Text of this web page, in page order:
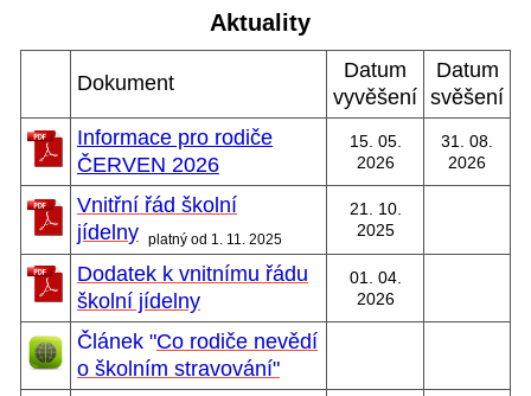
Aktuality
Dokument
Datum
vyvěšení
Datum
svěšení
Informace pro rodiče
ČERVEN 2026
15. 05.
2026
31. 08.
2026
Vnitřní řád školní
jídelny platný od 1. 11. 2025
21. 10.
2025
Dodatek k vnitnímu řádu
školní jídelny
01. 04.
2026
Článek "Co rodiče nevědí
o školním stravování"